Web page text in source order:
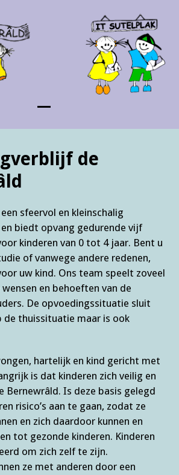
menu
menu de
sfeervol en kleinschalig
biedt opvang gedurende vijf
kinderen van 0 tot 4 jaar. Bent u
of vanwege andere redenen,
uw kind. Ons team speelt zoveel
en behoeften van de
De opvoedingssituatie sluit
de thuissituatie maar is ook
hartelijk en kind gericht met
is dat kinderen zich veilig en
Bernewrâld. Is deze basis gelegd
risico’s aan te gaan, zodat ze
en zich daardoor kunnen en
tot gezonde kinderen. Kinderen
om zich zelf te zijn.
ze met anderen door een